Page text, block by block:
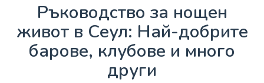
Ръководство за нощен
живот в Сеул: Най-добрите
барове, клубове и много
други